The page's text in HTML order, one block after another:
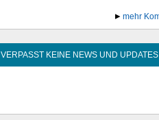
mehr
VERPASST KEINE NEWS UND UPDATES